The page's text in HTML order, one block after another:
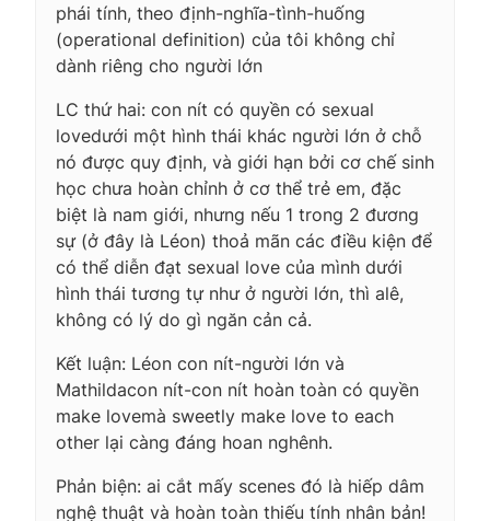
phái tính, theo định-nghĩa-tình-huống
(operational definition) của tôi không chỉ
dành riêng cho người lớn
LC thứ hai: con nít có quyền có sexual
lovedưới một hình thái khác người lớn ở chỗ
nó được quy định, và giới hạn bởi cơ chế sinh
học chưa hoàn chỉnh ở cơ thể trẻ em, đặc
biệt là nam giới, nhưng nếu 1 trong 2 đương
sự (ở đây là Léon) thoả mãn các điều kiện để
có thể diễn đạt sexual love của mình dưới
hình thái tương tự như ở người lớn, thì alê,
không có lý do gì ngăn cản cả.
Kết luận: Léon con nít-người lớn và
Mathildacon nít-con nít hoàn toàn có quyền
make lovemà sweetly make love to each
other lại càng đáng hoan nghênh.
Phản biện: ai cắt mấy scenes đó là hiếp dâm
nghệ thuật và hoàn toàn thiếu tính nhân bản!